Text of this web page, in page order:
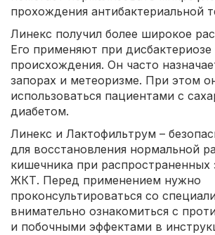
прохождения антибактериальной
Линекс получил более широкое
Его применяют при дисбактериозе
происхождения. Он часто
запорах и метеоризме. При этом
использоваться пациентами с
диабетом.
Линекс и Лактофильтрум –
для восстановления нормальной
кишечника при распространенных
ЖКТ. Перед применением нужно
проконсультироваться со
внимательно ознакомиться с
и побочными эффектами в